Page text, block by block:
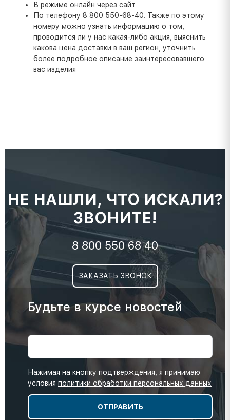
В режиме онлайн через сайт
По телефону 8 800 550-68-40. Также по этому
номеру можно узнать информацию о том,
проводится ли у нас какая-либо акция, выяснить
какова цена доставки в ваш регион, уточнить
более подробное описание заинтересовавшего
вас изделия
НЕ НАШЛИ, ЧТО ИСКАЛИ?
ЗВОНИТЕ!
8 800 550 68 40
ЗАКАЗАТЬ ЗВОНОК
Будьте в курсе новостей
Нажимая на кнопку подтверждения, я принимаю
условия политики обработки персональных данных